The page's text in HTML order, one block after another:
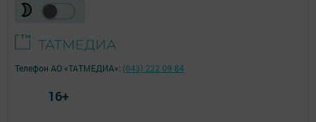
Телефон АО «ТАТМЕДИА»: (843) 222 09 84
16+